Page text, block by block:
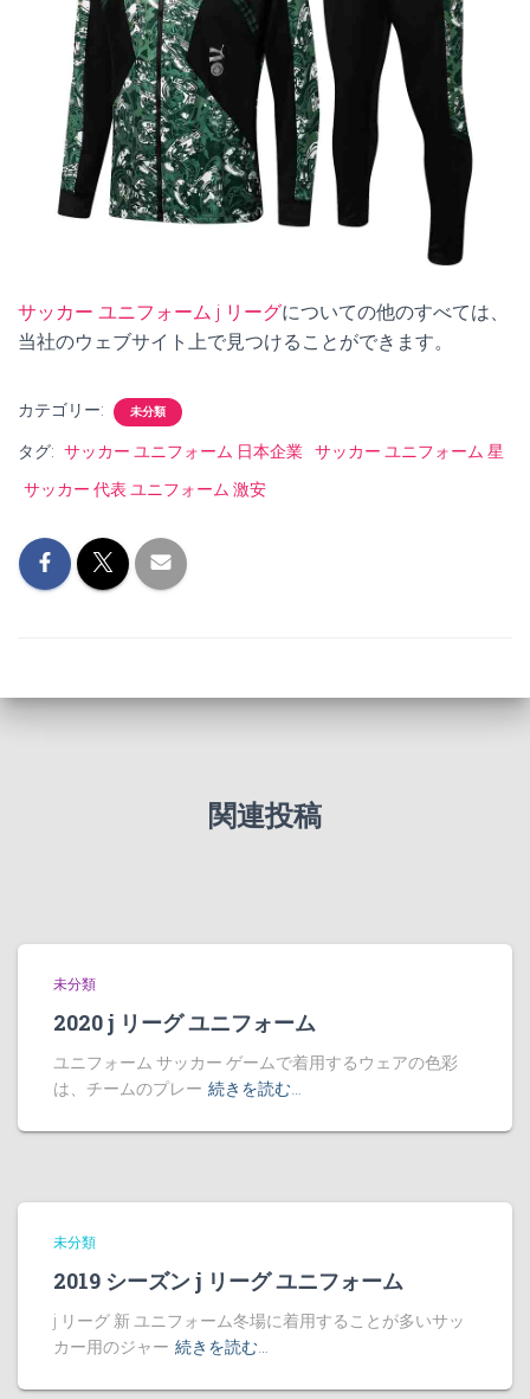
サッカー ユニフォーム j リーグについての他のすべては、
当社のウェブサイト上で見つけることができます。
カテゴリー: 未分類
タグ: サッカー ユニフォーム 日本企業
サッカー ユニフォーム 星
サッカー 代表 ユニフォーム 激安
関連投稿
未分類
2020 j リーグ ユニフォーム
ユニフォーム サッカー ゲームで着用するウェアの色彩
は、チームのプレー 続きを読む…
未分類
2019 シーズン j リーグ ユニフォーム
j リーグ 新 ユニフォーム冬場に着用することが多いサッ
カー用のジャー 続きを読む…